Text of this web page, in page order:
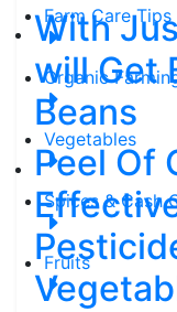
Farm Care Tips
Organic
Vegetables
Spices & Cash
Fruits
With
will Get
Beans
Peel Of